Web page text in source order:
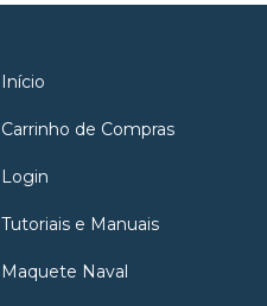
Início
Carrinho de Compras
Login
Tutoriais e Manuais
Maquete Naval